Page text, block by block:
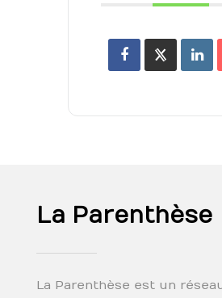
La Parenthèse
La Parenthèse est un